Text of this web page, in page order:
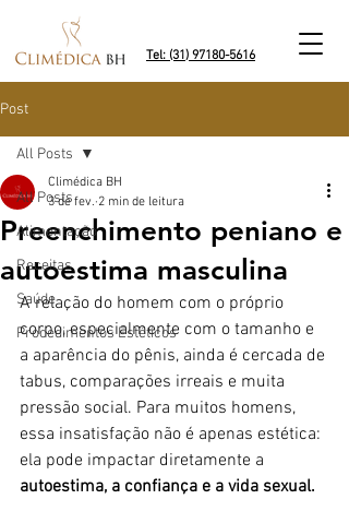
Tel: (31) 97180-5616
Post
All Posts
Alimentação
Receitas
Saúde
Procedimentos Estéticos
All Posts
Preenchimento peniano e
autoestima masculina
Climédica BH
3 de fev. 2 min de leitura
A relação do homem com o próprio
corpo, especialmente com o tamanho e
a aparência do pênis, ainda é cercada de
tabus, comparações irreais e muita
pressão social. Para muitos homens,
essa insatisfação não é apenas estética:
ela pode impactar diretamente a
autoestima, a confiança e a vida sexual.